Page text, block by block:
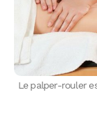
Le palper-rouler